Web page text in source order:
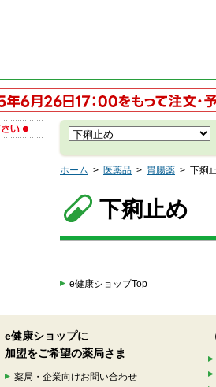
ホーム > 医薬品 > 胃腸薬 > 下痢
下痢止め
e健康ショップTop
e健康ショップに
加盟をご希望の薬局さま
薬局・企業向けお問い合わせ